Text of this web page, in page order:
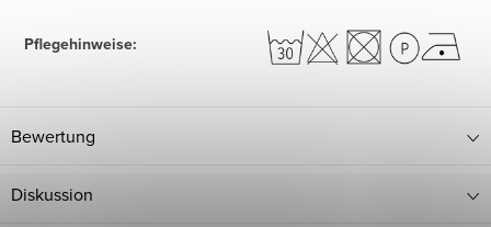
Pflegehinweise:
Bewertung
Diskussion